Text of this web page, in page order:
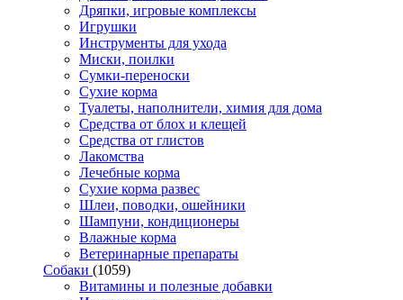
Дряпки, игровые комплексы
Игрушки
Инструменты для ухода
Миски, поилки
Сумки-переноски
Сухие корма
Туалеты, наполнители, химия для дома
Средства от блох и клещей
Средства от глистов
Лакомства
Лечебные корма
Сухие корма развес
Шлеи, поводки, ошейники
Шампуни, кондиционеры
Влажные корма
Ветеринарные препараты
Собаки (1059)
Витамины и полезные добавки